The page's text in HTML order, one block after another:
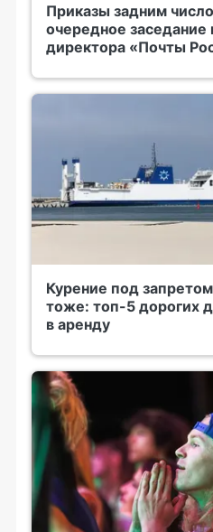
Приказы задним
очередное заседание
директора «Почты
Курение под
тоже: топ-5 дорогих
в аренду